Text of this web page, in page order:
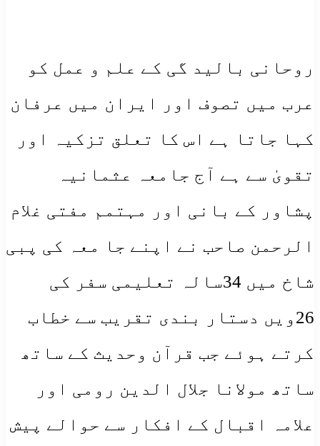
روحانی بالید گی کے علم و عمل کو
عرب میں تصوف اور ایران میں عرفان
کہا جاتا ہے اس کا تعلق تزکیہ اور
تقویٰ سے ہے آج جامعہ عثمانیہ
پشاور کے بانی اور مہتمم مفتی غلام
الرحمن صاحب نے اپنے جا معہ کی پبی
شاخ میں 34سالہ تعلیمی سفر کی
26ویں دستار بندی تقریب سے خطاب
کرتے ہوئے جب قرآن وحدیث کے ساتھ
ساتھ مولانا جلال الدین رومی اور
علامہ اقبال کے افکار سے حوالے پیش